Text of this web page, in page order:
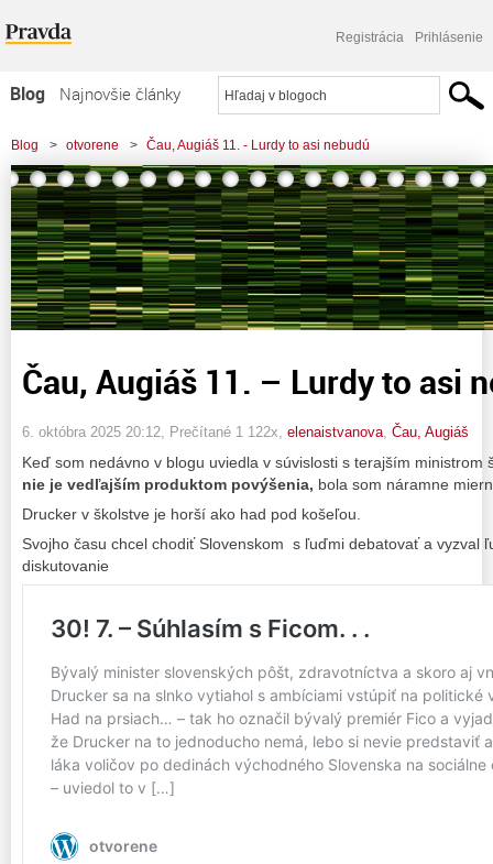
Registrácia Prihlásenie
Blog
Najnovšie články
Najčítanejšie články
Najkomentovanejšie články
Zoznam blogov
Komerčné blogy
Blog > otvorene > Čau, Augiáš 11. - Lurdy to asi nebudú
Čau, Augiáš 11. – Lurdy to asi
6. októbra 2025 20:12 , Prečítané 1 122x, elenaistvanova Čau, Augiáš
Keď som nedávno v blogu uviedla v súvislosti s terajším ministrom
nie je vedľajším produktom povýšenia, bola som náramne
Drucker v školstve je horší ako had pod košeľou.
Svojho času chcel chodiť Slovenskom s ľuďmi debatovať a vyzval
diskutovanie